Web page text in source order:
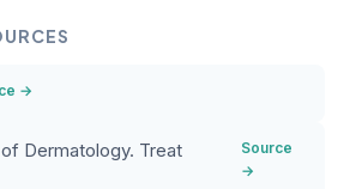
→
Dermatology. Treat
Source
→